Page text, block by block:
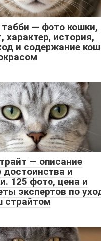
табби — фото кошки,
характер, история,
и содержание
— описание
достоинства и
125 фото, цена и
экспертов по
страйтом